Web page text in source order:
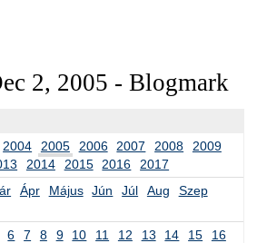
2, 2005 - Blogmark
2004 2005 2006 2007 2008
2009
2014 2015 2016
2017
Ápr Május Jún Júl Aug
Szep
6 7 8 9 10 11 12 13 14 15
16